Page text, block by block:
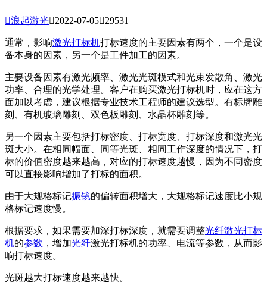
浪起激光2022-07-0529531
通常，影响激光打标机打标速度的主要因素有两个，一个是设
备本身的因素，另一个是工件加工的因素。
主要设备因素有激光频率、激光光斑模式和光束发散角、激光
功率、合理的光学处理。客户在购买激光打标机时，应在这方
面加以考虑，建议根据专业技术工程师的建议选型。有标牌雕
刻、有机玻璃雕刻、双色板雕刻、水晶杯雕刻等。
另一个因素主要包括打标密度、打标宽度、打标深度和激光光
斑大小。在相同幅面、同等光斑、相同工作深度的情况下，打
标的价值密度越来越高，对应的打标速度越慢，因为不同密度
可以直接影响增加了打标的面积。
由于大规格标记振镜的偏转面积增大，大规格标记速度比小规
格标记速度慢。
根据要求，如果需要加深打标深度，就需要调整光纤激光打标
机的参数 ，增加光纤激光打标机的功率、电流等参数，从而影
响打标速度。
光斑越大打标速度越来越快。